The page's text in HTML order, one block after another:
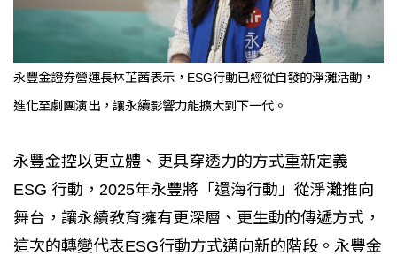
永豐金證券營運長林芷茜表示，ESG行動已經從自發的淨灘活動，
進化至劇團演出，讓永續影響力能擴大到下一代。
永豐金控以更立體、更具穿透力的方式重新定義
ESG 行動，2025年永豐將「還海行動」從淨灘推向
舞台，讓永續教育擁有更深層、更生動的傳遞方式，
這次的轉變代表ESG行動方式邁向新的階段。永豐金